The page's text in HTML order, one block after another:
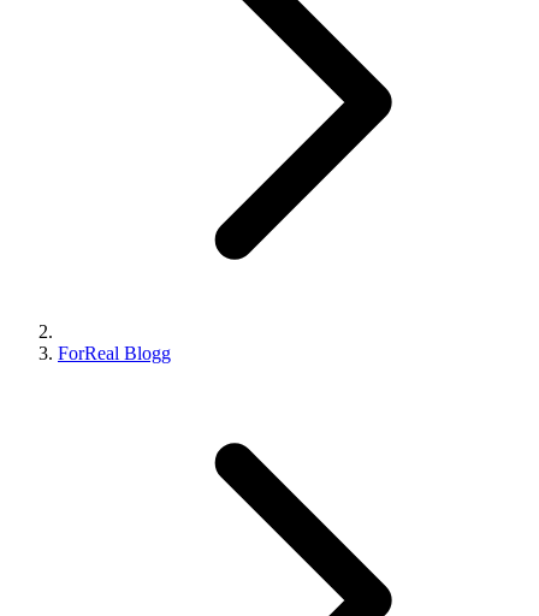
ForReal Blogg